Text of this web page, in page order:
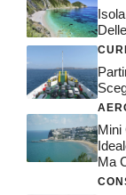
Mini
Ma